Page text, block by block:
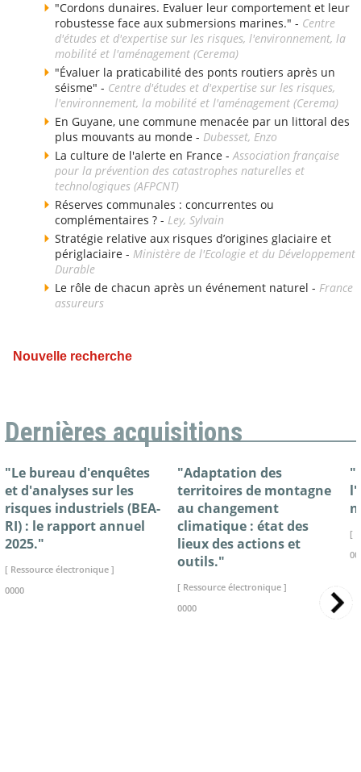
"Cordons dunaires. Evaluer leur comportement et leur
robustesse face aux submersions marines." - Centre
d'études et d'expertise sur les risques, l'environnement, la
mobilité et l'aménagement (Cerema)
"Évaluer la praticabilité des ponts routiers après un
séisme" - Centre d'études et d'expertise sur les risques,
l'environnement, la mobilité et l'aménagement (Cerema)
En Guyane, une commune menacée par un littoral des
plus mouvants au monde - Dubesset, Enzo
La culture de l'alerte en France - Association française
pour la prévention des catastrophes naturelles et
technologiques (AFPCNT)
Réserves communales : concurrentes ou
complémentaires ? - Ley, Sylvain
Stratégie relative aux risques d’origines glaciaire et
périglaciaire - Ministère de l'Ecologie et du Développement
Durable
Le rôle de chacun après un événement naturel - France
assureurs
Nouvelle recherche
Dernières acquisitions
"Le bureau d'enquêtes
et d'analyses sur les
risques industriels (BEA-
RI) : le rapport annuel
2025."
[ Ressource électronique ]
0000
"Adaptation des
territoires de montagne
au changement
climatique : état des
lieux des actions et
outils."
[ Ressource électronique ]
0000
[